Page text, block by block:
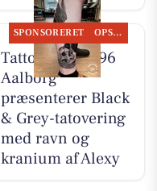
SPONSORERET OPSLAGSTAVLEN
Tattoo Studio 96
Aalborg
præsenterer Black
& Grey-tatovering
med ravn og
kranium af Alexy